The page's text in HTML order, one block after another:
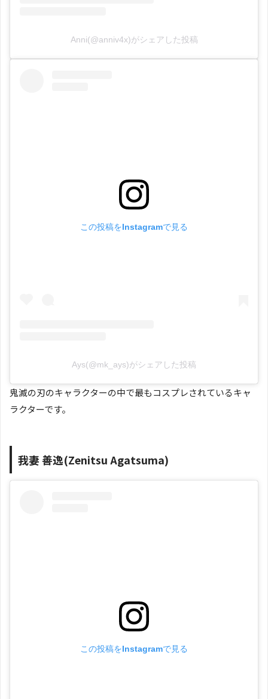
Anni(@anniv4x)がシェアした投稿
この投稿をInstagramで見る
Ays(@mk_ays)がシェアした投稿
鬼滅の刃のキャラクターの中で最もコスプレされているキャ
ラクターです。
我妻 善逸(Zenitsu Agatsuma)
この投稿をInstagramで見る